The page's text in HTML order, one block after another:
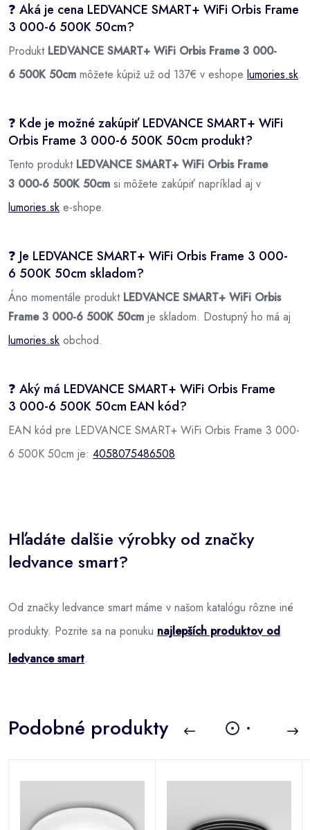
❓ Aká je cena LEDVANCE SMART+ WiFi Orbis Frame
3 000-6 500K 50cm?
Produkt LEDVANCE SMART+ WiFi Orbis Frame 3 000-
6 500K 50cm môžete kúpiž už od 137€ v eshope lumories.sk.
❓ Kde je možné zakúpiť LEDVANCE SMART+ WiFi
Orbis Frame 3 000-6 500K 50cm produkt?
Tento produkt LEDVANCE SMART+ WiFi Orbis Frame
3 000-6 500K 50cm si môžete zakúpiť napríklad aj v
lumories.sk e-shope.
❓ Je LEDVANCE SMART+ WiFi Orbis Frame 3 000-
6 500K 50cm skladom?
Áno momentále produkt LEDVANCE SMART+ WiFi Orbis
Frame 3 000-6 500K 50cm je skladom. Dostupný ho má aj
lumories.sk obchod.
❓ Aký má LEDVANCE SMART+ WiFi Orbis Frame
3 000-6 500K 50cm EAN kód?
EAN kód pre LEDVANCE SMART+ WiFi Orbis Frame 3 000-
6 500K 50cm je: 4058075486508
Hľadáte dalšie výrobky od značky
ledvance smart?
Od značky ledvance smart máme v našom katalógu rôzne iné
produkty. Pozrite sa na ponuku najlepších produktov od
ledvance smart.
Podobné produkty